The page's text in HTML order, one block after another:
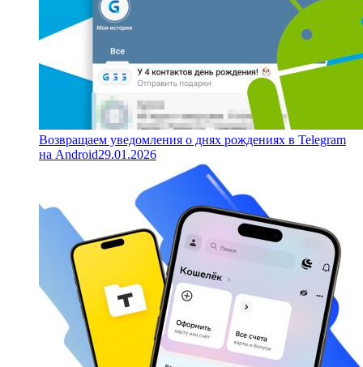
Возвращаем уведомления о днях рождениях в Telegram
на Android29.01.2026